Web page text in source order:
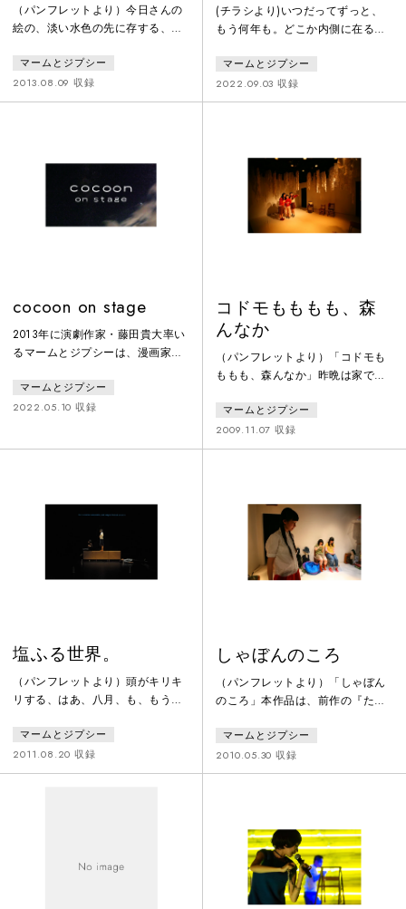
（パンフレットより）今日さんの
絵の、淡い水色の先に存する、お
れてしまった、どうしたものか。
どうすればこれを、ぼくの。マー
ムとジプシーでの日々の作業に、
郁子さんの音が、まるで降ってき
たように、聴こえてきた瞬間があ
った。こうして、つながって。こ
マームとジプシー
2013.08.09 収録
(チラシより)いつだってずっと、
もう何年も。どこか内側に在るシ
ぐるしくリフレインしている。最
速のスピードを持って、脳内を駆
けめぐる。あの季節の、あの湿度
を。休み時間、教室から教室へ。
廊下を、歩いている。なんともな
い日々の眺め。しかし、その平穏
さが一変する瞬間。いつのまにか
忍びよっていた影に気づかずに、
マームとジプシー
2022.09.03 収録
cocoon on stage
2013年に演劇作家・藤田貴大率い
るマームとジプシーは、漫画家・
沖縄戦に動員される少女たちに着
想を得て製作・発表した。2022年
組んだかを描く。製作過程や公演
中止を判断した場面を中心に、今
の時間を取り入れ描いた映像
マームとジプシー
2022.05.10 収録
コドモもももも、森
んなか
（パンフレットより）「コドモも
ももも、森んなか」昨晩は家で、
寝た。今朝はまた電車に乗って、
銀杏の匂いが酷いなぁって思っ
た。毎日を過ごす作業と、過去を
の作業たちを、少し立ち止まって
考え直してみた。舞台は、田舎の
街。コドモしか出てきません。川
があって、海に続き、駅があっ
て、外に続く。僕が置き去りにし
マームとジプシー
2009.11.07 収録
塩ふる世界。
（パンフレットより）頭がキリキ
リする、はあ、八月、も、もう中
つくっている、そりゃあ、汗だく
になりながら、つくりまくってい
る、つくって、疲れて、今日もア
に、家を出る、駆け足、で、稽古
マームとジプシー
2011.08.20 収録
しゃぼんのころ
（パンフレットより）「しゃぼん
のころ」本作品は、前作の『たゆ
たぶん違ってきていて。たぶん、
っていうのは、明確に、そう、と
は言い切れないって意味で。今ま
違ってきているっていうのは、そ
の変容していく様子を、今の自分
たちの現場から、どうやら感じる
ことができているからである。変
容していくっていう僕らの今と
マームとジプシー
2010.05.30 収録